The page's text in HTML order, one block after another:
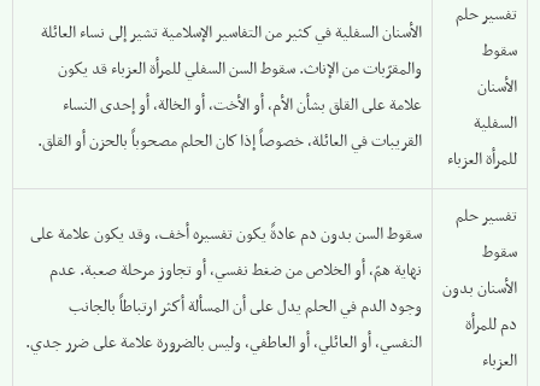
تفسير حلم
سقوط
الأسنان
السفلية
للمرأة العزباء
الأسنان السفلية في كثير من التفاسير الإسلامية تشير إلى نساء العائلة
والمقرّبات من الإناث. سقوط السن السفلي للمرأة العزباء قد يكون
علامة على القلق بشأن الأم، أو الأخت، أو الخالة، أو إحدى النساء
القريبات في العائلة، خصوصاً إذا كان الحلم مصحوباً بالحزن أو القلق.
تفسير حلم
سقوط
الأسنان بدون
دم للمرأة
العزباء
سقوط السن بدون دم عادةً يكون تفسيره أخف، وقد يكون علامة على
نهاية همّ، أو الخلاص من ضغط نفسي، أو تجاوز مرحلة صعبة. عدم
وجود الدم في الحلم يدل على أن المسألة أكثر ارتباطاً بالجانب
النفسي، أو العائلي، أو العاطفي، وليس بالضرورة علامة على ضرر جدي.